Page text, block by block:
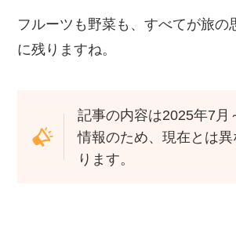
フルーツも野菜も、すべてが旅の
に残りますね。
記事の内容は2025年7月
情報のため、現在とは
ります。